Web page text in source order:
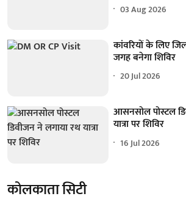
03 Aug 2026
कांवरियों के लिए
जगह बनेगा शिविर
20 Jul 2026
आसनसोल पोस्टल
यात्रा पर शिविर
16 Jul 2026
कोलकाता सिटी